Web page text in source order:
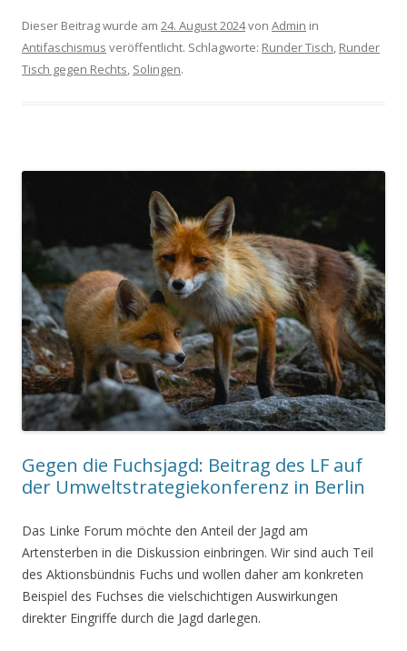
Dieser Beitrag wurde am 24. August 2024von Admin in
Antifaschismus veröffentlicht. Schlagworte: Runder Tisch, Runder
Tisch gegen Rechts, Solingen.
Gegen die Fuchsjagd: Beitrag des LF auf
der Umweltstrategiekonferenz in Berlin
Das Linke Forum möchte den Anteil der Jagd am
Artensterben in die Diskussion einbringen. Wir sind auch Teil
des Aktionsbündnis Fuchs und wollen daher am konkreten
Beispiel des Fuchses die vielschichtigen Auswirkungen
direkter Eingriffe durch die Jagd darlegen.